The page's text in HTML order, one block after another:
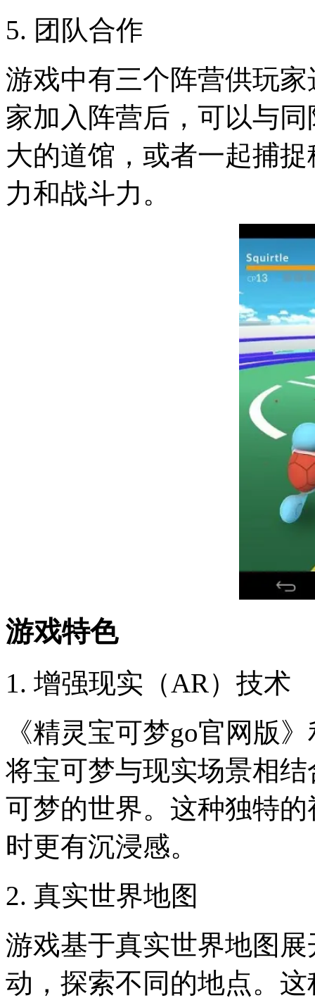
5. 团队合作
游戏中有三个阵营供玩
家加入阵营后，可以与
大的道馆，或者一起捕
力和战斗力。
游戏特色
1. 增强现实（AR）技术
《精灵宝可梦go官网版
将宝可梦与现实场景相
可梦的世界。这种独特
时更有沉浸感。
2. 真实世界地图
游戏基于真实世界地图
动，探索不同的地点。